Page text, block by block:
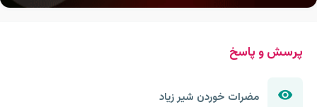
پرسش و پاسخ
مضرات خوردن شیر زیاد